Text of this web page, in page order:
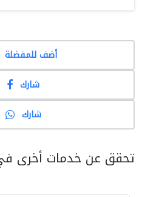
أضف للمفضلة
شارك
شارك
تحقق عن خدمات أخرى